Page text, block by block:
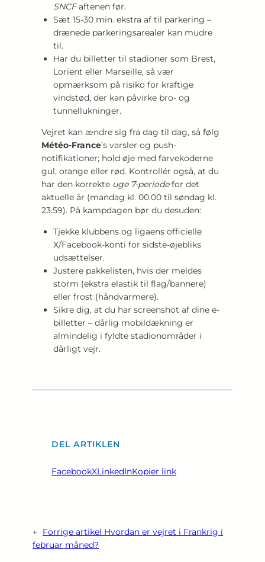
SNCFaftenen før.
Sæt 15-30 min. ekstra af til parkering –
drænede parkeringsarealer kan mudre
til.
Har du billetter til stadioner som Brest,
Lorient eller Marseille, så vær
opmærksom på risiko for kraftige
vindstød, der kan påvirke bro- og
tunnellukninger.
Vejret kan ændre sig fra dag til dag, så følg
Météo-France’s varsler og push-
notifikationer; hold øje med farvekoderne
gul, orange eller rød. Kontrollér også, at du
har den korrekte uge 7-periodefor det
aktuelle år (mandag kl. 00.00 til søndag kl.
23.59). På kampdagen bør du desuden:
Tjekke klubbens og ligaens officielle
X/Facebook-konti for sidste-øjebliks
udsættelser.
Justere pakkelisten, hvis der meldes
storm (ekstra elastik til flag/bannere)
eller frost (håndvarmere).
Sikre dig, at du har screenshot af dine e-
billetter – dårlig mobildækning er
almindelig i fyldte stadionområder i
dårligt vejr.
DEL ARTIKLEN
FacebookXLinkedInKopier link
← Forrige artikel Hvordan er vejret i Frankrig i
februar måned?